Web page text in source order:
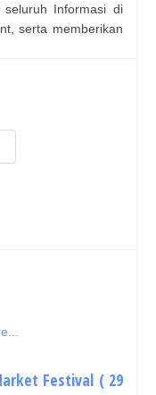
seluruh Informasi di
serta memberikan
Festival ( 29